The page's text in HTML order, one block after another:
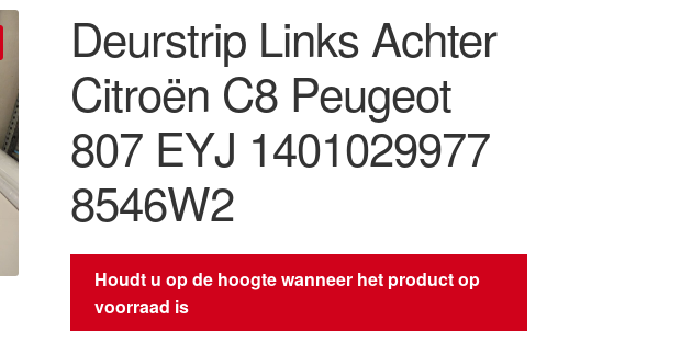
Deurstrip Links Achter
Citroën C8 Peugeot
807 EYJ 1401029977
8546W2
Houdt u op de hoogte wanneer het product op
voorraad is